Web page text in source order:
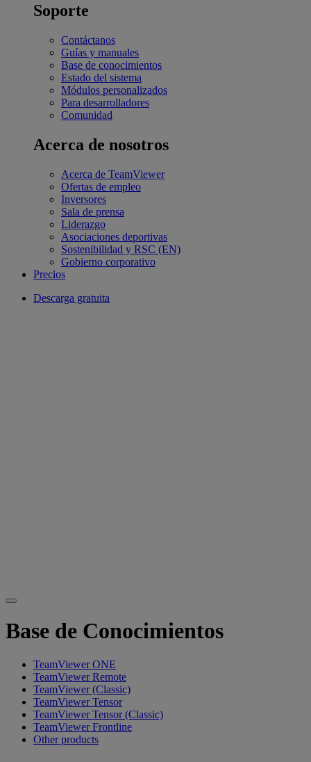
Soporte
Contáctanos
Guías y manuales
Base de conocimientos
Estado del sistema
Módulos personalizados
Para desarrolladores
Comunidad
Acerca de nosotros
Acerca de TeamViewer
Ofertas de empleo
Inversores
Sala de prensa
Liderazgo
Asociaciones deportivas
Sostenibilidad y RSC (EN)
Gobierno corporativo
Precios
Descarga gratuita
Base de Conocimientos
TeamViewer ONE
TeamViewer Remote
TeamViewer (Classic)
TeamViewer Tensor
TeamViewer Tensor (Classic)
TeamViewer Frontline
Other products